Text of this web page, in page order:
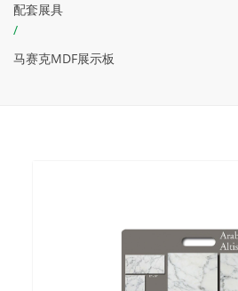
配套展具
/
马赛克MDF展示板